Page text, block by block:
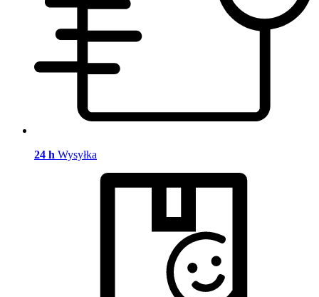
24 h Wysyłka